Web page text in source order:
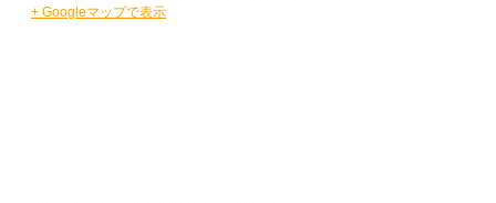
+ Googleマップで表示